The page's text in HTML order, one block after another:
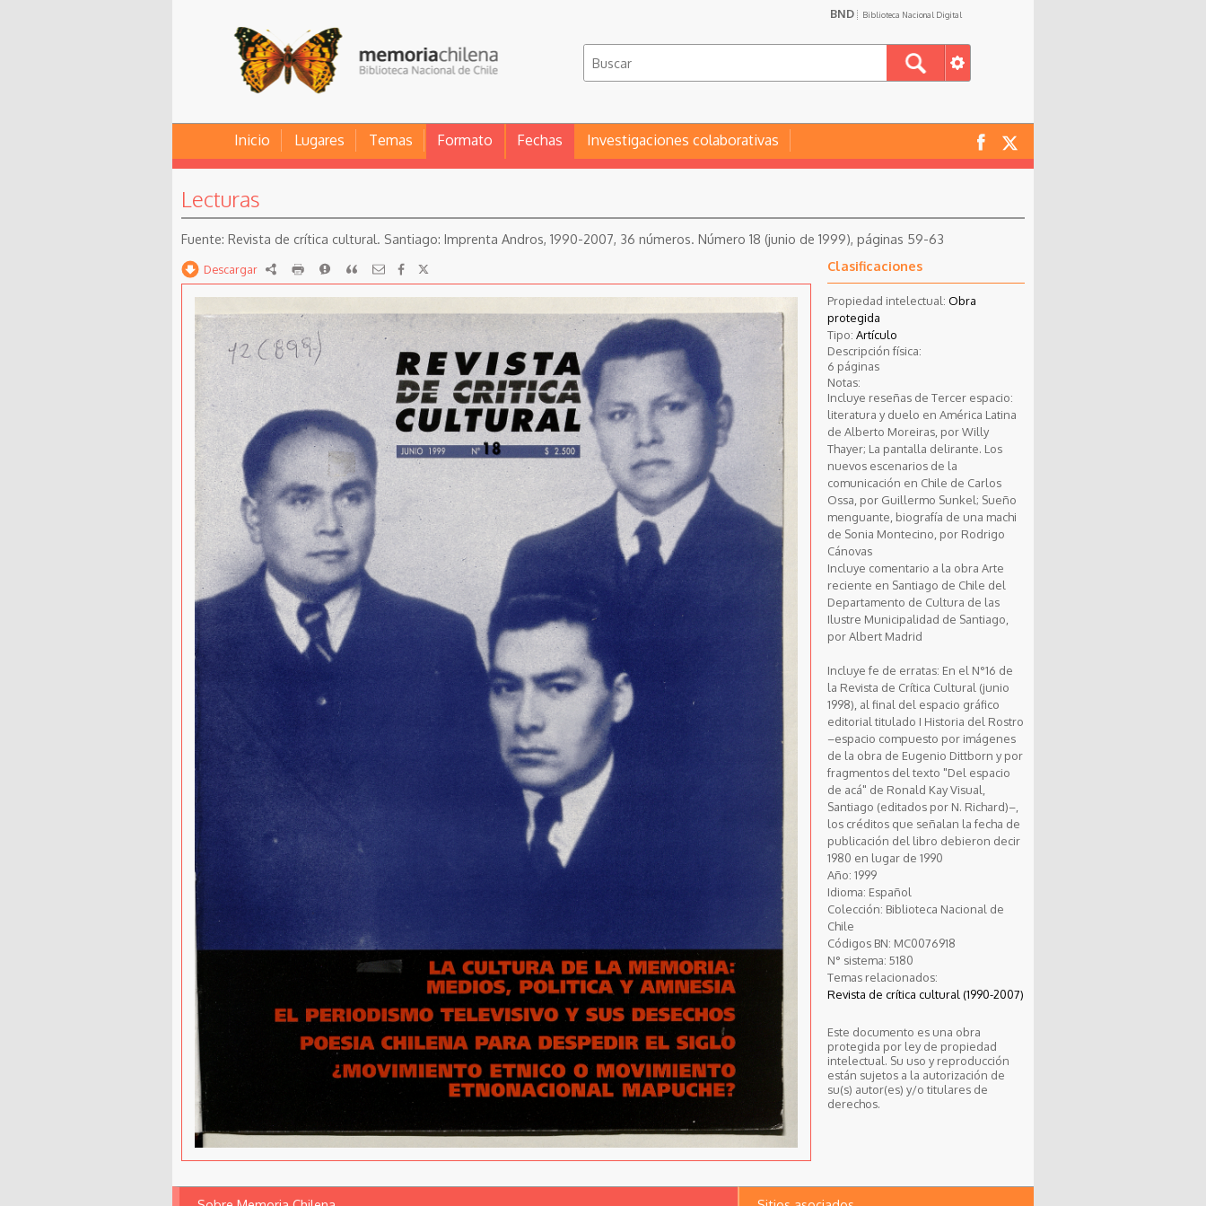
BND Biblioteca Nacional Digital
Inicio Lugares Temas Formato Fechas Investigaciones colaborativas
Lecturas
Revista de crítica cultural. Santiago: Imprenta Andros, 1990-2007, 36 números. Número 18 (junio de 1999), páginas 59-63
Descargar RDF imprimirReportarCitar Clasificaciones
Propiedad intelectual: Obra
protegida
Tipo: Artículo
Descripción física:
6 páginas
Notas:
Incluye reseñas de Tercer espacio:
literatura y duelo en América Latina
de Alberto Moreiras, por Willy
Thayer; La pantalla delirante. Los
nuevos escenarios de la
comunicación en Chile de Carlos
Ossa, por Guillermo Sunkel; Sueño
menguante, biografía de una machi
de Sonia Montecino, por Rodrigo
Cánovas
Incluye comentario a la obra Arte
reciente en Santiago de Chile del
Departamento de Cultura de las
Ilustre Municipalidad de Santiago,
por Albert Madrid
Incluye fe de erratas: En el N°16 de
la Revista de Crítica Cultural (junio
1998), al final del espacio gráfico
editorial titulado I Historia del Rostro
–espacio compuesto por imágenes
de la obra de Eugenio Dittborn y por
fragmentos del texto "Del espacio
de acá" de Ronald Kay Visual,
Santiago (editados por N. Richard)–,
los créditos que señalan la fecha de
publicación del libro debieron decir
1980 en lugar de 1990
Año: 1999
Idioma: Español
Colección: Biblioteca Nacional de
Chile
Códigos BN: MC0076918
N° sistema: 5180
Temas relacionados:
Revista de crítica cultural (1990-2007)
Este documento es una obra
protegida por ley de propiedad
intelectual. Su uso y reproducción
están sujetos a la autorización de
su(s) autor(es) y/o titulares de
derechos.